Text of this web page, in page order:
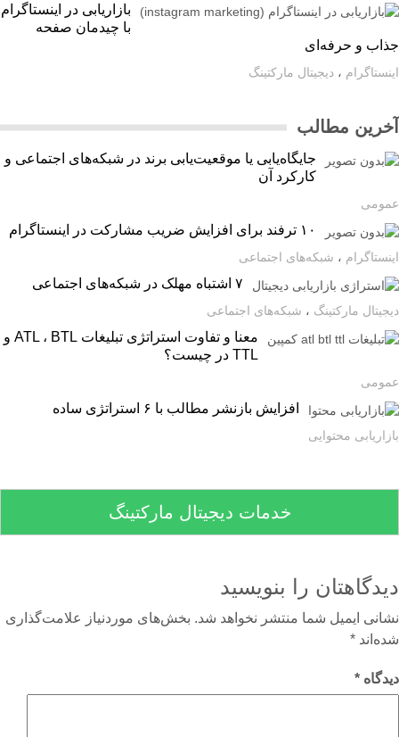
بازاریابی در اینستاگرام
با چیدمان صفحه
و حرفه‌ای
،دیجیتال مارکتینگ
مطالب
جایگاه‌یابی یا موقعیت‌یابی برند در شبکه‌های اجتماعی و
کارکرد آن
۱۰ ترفند برای افزایش ضریب مشارکت در اینستاگرام
،شبکه‌های اجتماعی
مارکتینگ،شبکه‌های اجتماعی
معنا و تفاوت استراتژی تبلیغات ATL ، BTL و
TTL در چیست؟
افزایش بازنشر مطالب با ۶ استراتژی ساده
محتوایی
خدمات دیجیتال مارکتینگ
را بنویسید
ایمیل شما منتشر نخواهد شد. بخش‌های موردنیاز علامت‌گذاری
*
*